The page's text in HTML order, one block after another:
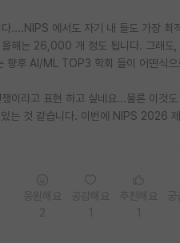
....NIPS 에서도 자기 내 들도 가장
해는 26,000 개 정도 됩니다. 그래
향후 AI/ML TOP3 학회 들이 어떤식
이라고 표현 하고 싶네요...물론 이것
는 것 같습니다. 이번에 NIPS 2026